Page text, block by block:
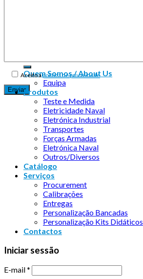
Aceito apolítica de privacidade
Quem Somos / About Us
Equipa
Produtos
Teste e Medida
Eletricidade Naval
Eletrónica Industrial
Transportes
Forças Armadas
Eletrónica Naval
Outros/Diversos
Catálogo
Serviços
Procurement
Calibrações
Entregas
Personalização Bancadas
Personalização Kits Didáticos
Contactos
Iniciar sessão
E-mail*